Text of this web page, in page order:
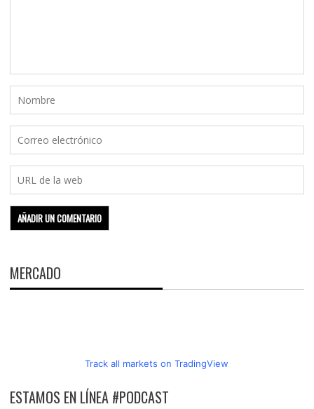
MERCADO
Track all markets on TradingView
ESTAMOS EN LÍNEA #PODCAST